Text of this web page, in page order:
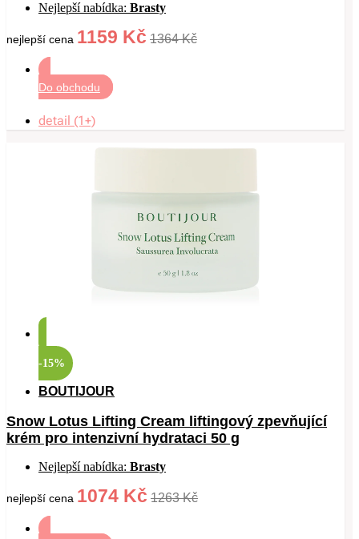
Nejlepší nabídka: Brasty
nejlepší cena 1159 Kč 1364 Kč
Do obchodu
detail (1+)
-15%
BOUTIJOUR
Snow Lotus Lifting Cream liftingový zpevňující
krém pro intenzivní hydrataci 50 g
Nejlepší nabídka: Brasty
nejlepší cena 1074 Kč 1263 Kč